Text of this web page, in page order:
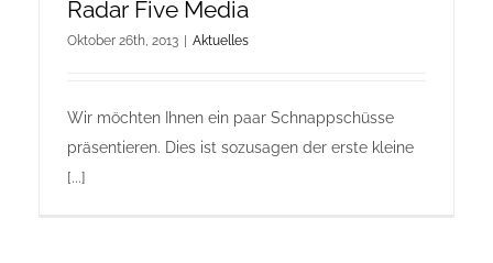
Radar Five Media
Oktober 26th, 2013 Aktuelles
Wir möchten Ihnen ein paar Schnappschüsse
präsentieren. Dies ist sozusagen der erste kleine
[...]